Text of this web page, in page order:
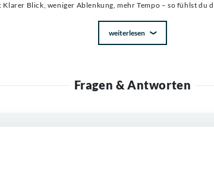
Blick, weniger Ablenkung, mehr Tempo – so fühlst du
weiterlesen
Fragen & Antworten